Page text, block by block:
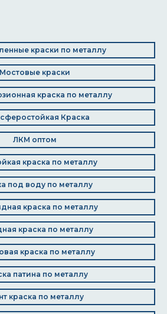
краски по металлу
Мостовые краски
краска по металлу
Краска
ЛКМ оптом
краска по металлу
под воду по металлу
краска по металлу
краска по металлу
краска по металлу
патина по металлу
краска по металлу